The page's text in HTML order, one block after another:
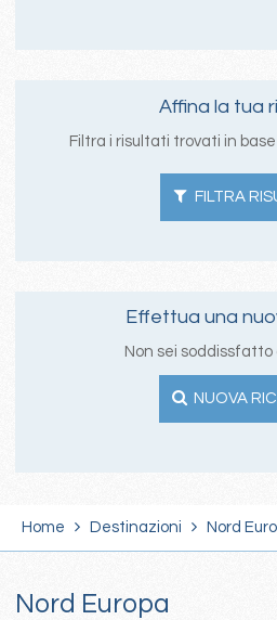
Affina la tua
Filtra i risultati trovati in
FILTRA
Effettua una
Non sei
NUOVA
Home Destinazioni Nord
Nord Europa